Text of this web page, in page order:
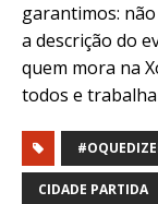
garantimos:
a descrição do
quem mora na
todos e
CIDADE PARTIDA